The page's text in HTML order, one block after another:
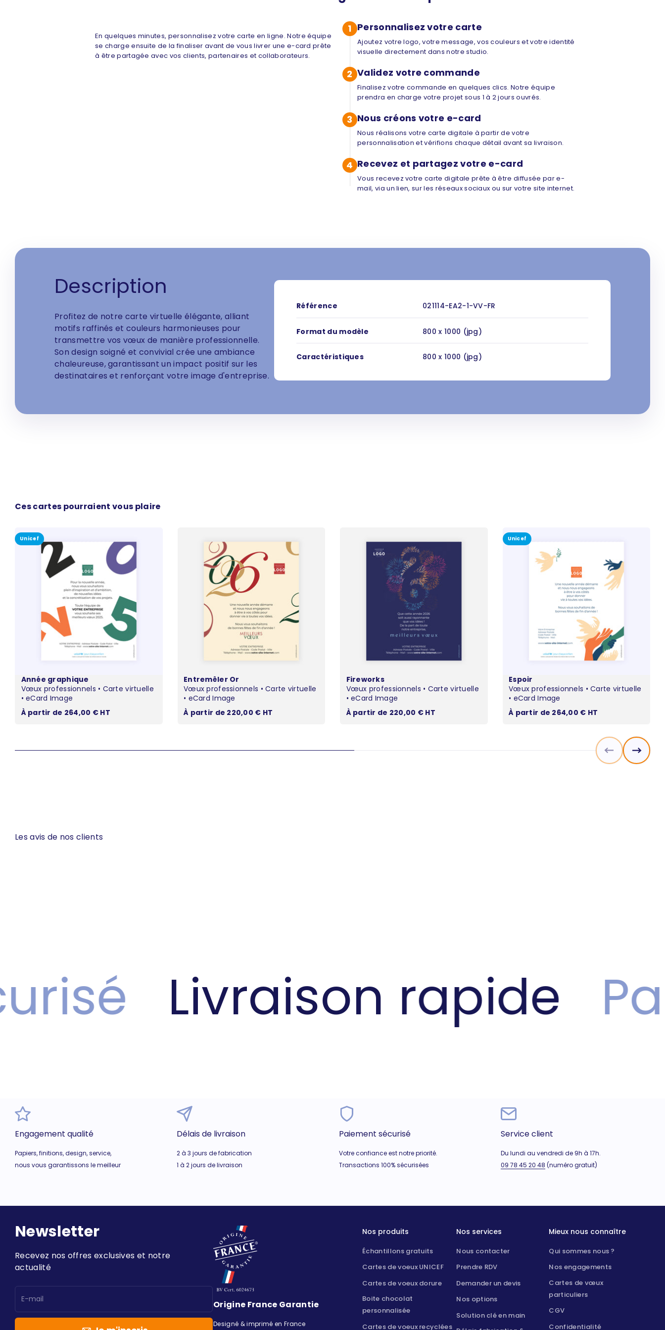
En quelques minutes, personnalisez votre carte en ligne. Notre équipe
se charge ensuite de la finaliser avant de vous livrer une e-card prête
à être partagée avec vos clients, partenaires et collaborateurs.
1 Personnalisez votre carte
Ajoutez votre logo, votre message, vos couleurs et votre identité
visuelle directement dans notre studio.
2 Validez votre commande
Finalisez votre commande en quelques clics. Notre équipe
prendra en charge votre projet sous 1 à 2 jours ouvrés.
3 Nous créons votre e-card
Nous réalisons votre carte digitale à partir de votre
personnalisation et vérifions chaque détail avant sa livraison.
4 Recevez et partagez votre e-card
Vous recevez votre carte digitale prête à être diffusée par e-
mail, via un lien, sur les réseaux sociaux ou sur votre site internet.
Description
Profitez de notre carte virtuelle élégante, alliant
motifs raffinés et couleurs harmonieuses pour
transmettre vos vœux de manière professionnelle.
Son design soigné et convivial crée une ambiance
chaleureuse, garantissant un impact positif sur les
destinataires et renforçant votre image d'entreprise.
Référence 021114-EA2-1-VV-FR
Format du modèle 800 x 1000 (jpg)
Caractéristiques 800 x 1000 (jpg)
Ces cartes pourraient vous plaire
Unicef
Année graphique
Vœux professionnels • Carte virtuelle
• eCard Image
Prix de vente
À partir de 264,00 € HT
Entremêler Or
Vœux professionnels • Carte virtuelle
• eCard Image
Prix de vente
À partir de 220,00 € HT
Fireworks
Vœux professionnels • Carte virtuelle
• eCard Image
Prix de vente
À partir de 220,00 € HT
Unicef
Espoir
Vœux professionnels • Carte virtuelle
• eCard Image
Prix de vente
À partir de 264,00 € HT
PrécédentSuivant
Les avis de nos clients
Livraison rapide
Engagement qualité
Papiers, finitions, design, service,
nous vous garantissons le meilleur
Délais de livraison
2 à 3 jours de fabrication
1 à 2 jours de livraison
Paiement sécurisé
Votre confiance est notre priorité.
Transactions 100% sécurisées
Service client
Du lundi au vendredi de 9h à 17h.
09 78 45 20 48 (numéro gratuit)
Newsletter
Recevez nos offres exclusives et notre
actualité
E-mail Origine France Garantie
Designé & imprimé en France
Nos produits
Échantillons gratuits
Cartes de voeux UNICEF
Cartes de voeux dorure
Boite chocolat
personnalisée
Cartes de voeux recyclées
Nos services
Nous contacter
Prendre RDV
Demander un devis
Nos options
Solution clé en main
Mieux nous connaître
Qui sommes nous ?
Nos engagements
Cartes de vœux
particuliers
CGV
Confidentialité